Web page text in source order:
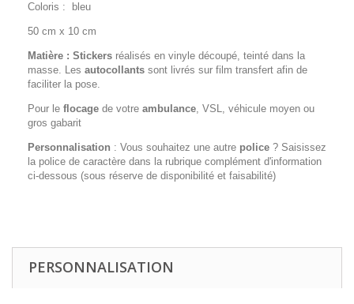
Coloris : bleu
50 cm x 10 cm
Matière : Stickers réalisés en vinyle découpé, teinté dans la
masse. Les autocollants sont livrés sur film transfert afin de
faciliter la pose.
Pour le flocage de votre ambulance, VSL, véhicule moyen ou
gros gabarit
Personnalisation : Vous souhaitez une autre police ? Saisissez
la police de caractère dans la rubrique complément d'information
ci-dessous (sous réserve de disponibilité et faisabilité)
PERSONNALISATION